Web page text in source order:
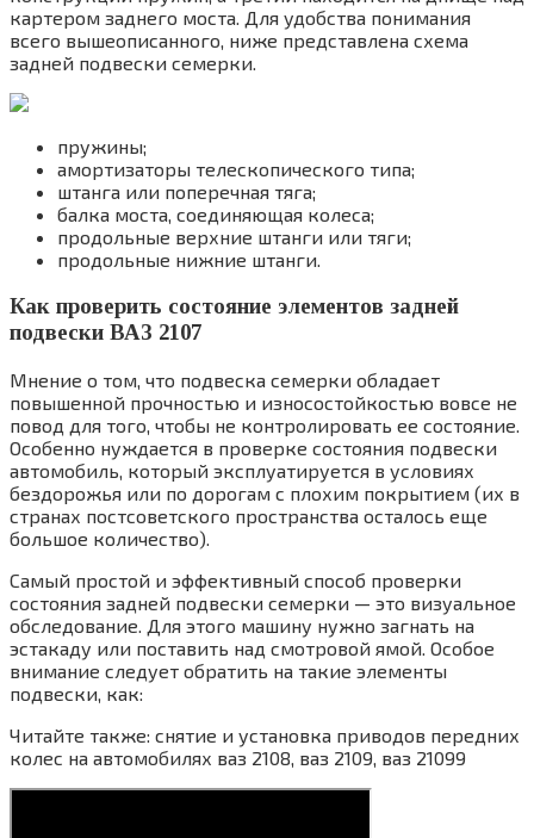
картером заднего моста. Для удобства понимания
всего вышеописанного, ниже представлена схема
задней подвески семерки.
пружины;
амортизаторы телескопического типа;
штанга или поперечная тяга;
балка моста, соединяющая колеса;
продольные верхние штанги или тяги;
продольные нижние штанги.
Как проверить состояние элементов задней
подвески ВАЗ 2107
Мнение о том, что подвеска семерки обладает
повышенной прочностью и износостойкостью вовсе не
повод для того, чтобы не контролировать ее состояние.
Особенно нуждается в проверке состояния подвески
автомобиль, который эксплуатируется в условиях
бездорожья или по дорогам с плохим покрытием (их в
странах постсоветского пространства осталось еще
большое количество).
Самый простой и эффективный способ проверки
состояния задней подвески семерки — это визуальное
обследование. Для этого машину нужно загнать на
эстакаду или поставить над смотровой ямой. Особое
внимание следует обратить на такие элементы
подвески, как:
Читайте также: снятие и установка приводов передних
колес на автомобилях ваз 2108, ваз 2109, ваз 21099